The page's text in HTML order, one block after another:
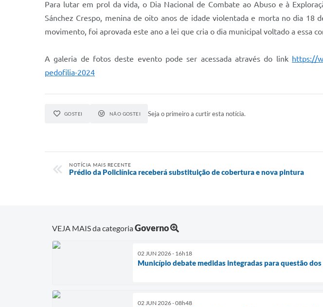
Para lutar em prol da vida, o Dia Nacional de Combate ao Abuso e à
Sánchez Crespo, menina de oito anos de idade violentada e morta no dia 18
movimento, foi aprovada este ano a lei que cria o dia municipal voltado a essa
A galeria de fotos deste evento pode ser acessada através do link https://
pedofilia-2024
GOSTEI NÃO GOSTEI Seja o primeiro a curtir esta notícia.
NOTÍCIA MAIS RECENTE
Prédio da Policlínica receberá substituição de cobertura e nova pintura
VEJA MAIS da categoriaGoverno
02 JUN 2026 - 16h18
Município debate medidas integradas para questão
02 JUN 2026 - 08h48